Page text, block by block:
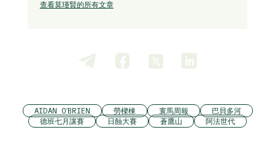
查看莫瑾賢的所有文章
AIDAN O'BRIEN 勞樑棟 寰馬周報
巴貝多河
德班七月讓賽
日蝕大賽 蒼鷹山 阿法世代